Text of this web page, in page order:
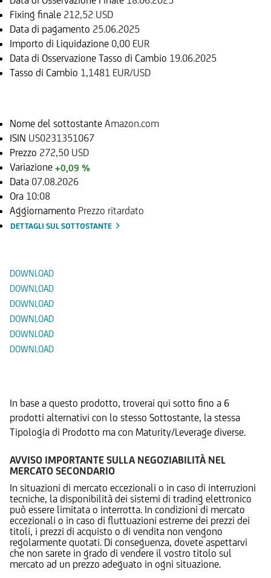
Fixing finale 212,52 USD
Data di pagamento 25.06.2025
Importo di Liquidazione 0,00 EUR
Data di Osservazione Tasso di Cambio 19.06.2025
Tasso di Cambio 1,1481 EUR/USD
Nome del sottostante Amazon.com
ISIN US0231351067
Prezzo 272,50 USD
Variazione +0,09 %
Data 07.08.2026
Ora 10:08
Aggiornamento Prezzo ritardato
DETTAGLI SUL SOTTOSTANTE
DOWNLOAD
DOWNLOAD
DOWNLOAD
DOWNLOAD
DOWNLOAD
DOWNLOAD
In base a questo prodotto, troverai qui sotto fino a 6
prodotti alternativi con lo stesso Sottostante, la stessa
Tipologia di Prodotto ma con Maturity/Leverage diverse.
AVVISO IMPORTANTE SULLA NEGOZIABILITÀ NEL
MERCATO SECONDARIO
In situazioni di mercato eccezionali o in caso di interruzioni
tecniche, la disponibilità dei sistemi di trading elettronico
può essere limitata o interrotta. In condizioni di mercato
eccezionali o in caso di fluttuazioni estreme dei prezzi dei
titoli, i prezzi di acquisto o di vendita non vengono
regolarmente quotati. Di conseguenza, dovete aspettarvi
che non sarete in grado di vendere il vostro titolo sul
mercato ad un prezzo adeguato in ogni situazione.